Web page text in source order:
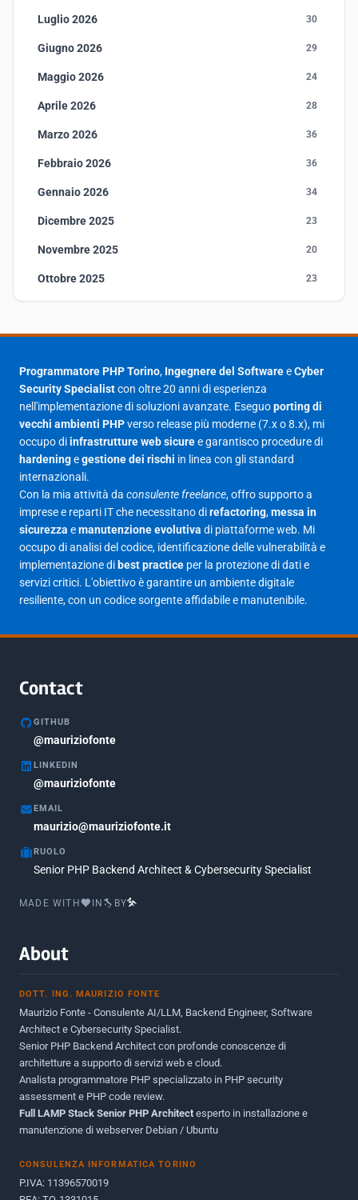
Luglio 2026 30
Giugno 2026 29
Maggio 2026 24
Aprile 2026 28
Marzo 2026 36
Febbraio 2026 36
Gennaio 2026 34
Dicembre 2025 23
Novembre 2025 20
Ottobre 2025 23
Agosto 2025 1
23
Giugno 2025
Maggio 2025 27
Aprile 2025
Marzo 2025
Febbraio 2025 17
Gennaio 2025
Giugno 2023
Maggio 2023
Agosto 2020
Marzo 2018
Febbraio 2018
Marzo 2017
Luglio 2016
Febbraio 2016
Giugno 2012
Maggio 2011
Dicembre 2010
Ottobre 2010
Maggio 2010
Giugno 2009
Programmatore PHP Torino, Ingegnere del SoftwareeCyber
Security Specialistcon oltre 20 anni di esperienza
nell'implementazione di soluzioni avanzate. Eseguoporting di
vecchi ambienti PHPverso release più moderne (7.x o 8.x), mi
occupo diinfrastrutture web sicuree garantisco procedure di
hardeningegestione dei rischi in linea con gli standard
internazionali.
Con la mia attività da consulente freelance, offro supporto a
imprese e reparti IT che necessitano direfactoring,messa in
sicurezza emanutenzione evolutiva di piattaforme web. Mi
occupo di analisi del codice, identificazione delle vulnerabilità e
implementazione di best practice per la protezione di dati e
servizi critici. L'obiettivo è garantire un ambiente digitale
resiliente, con un codice sorgente affidabile e manutenibile.
Contact
GITHUB
@mauriziofonte
LINKEDIN
@mauriziofonte
EMAIL
maurizio@mauriziofonte.it
RUOLO
Senior PHP Backend Architect & Cybersecurity Specialist
MADE WITH IN BY
About
DOTT. ING. MAURIZIO FONTE
Maurizio Fonte - Consulente AI/LLM, Backend Engineer, Software
Architect e Cybersecurity Specialist.
Senior PHP Backend Architect con profonde conoscenze di
architetture a supporto di servizi web e cloud.
Analista programmatore PHP specializzato in PHP security
assessment e PHP code review.
Full LAMP Stack Senior PHP Architect esperto in installazione e
manutenzione di webserver Debian / Ubuntu
CONSULENZA INFORMATICA TORINO
P.IVA: 11396570019